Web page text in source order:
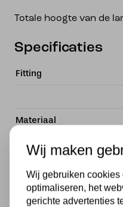
Totale hoogte van de
Specificaties
Fitting
Materiaal
Wij maken
Wij gebruiken
optimaliseren, het
gerichte advertenties